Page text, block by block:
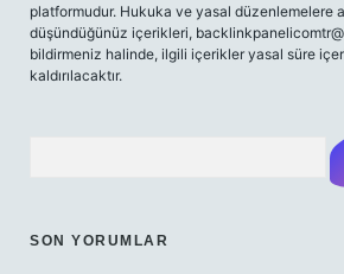
platformudur. Hukuka ve yasal düzenlemelere
düşündüğünüz içerikleri,
bildirmeniz halinde, ilgili içerikler yasal süre
kaldırılacaktır.
SON YORUMLAR